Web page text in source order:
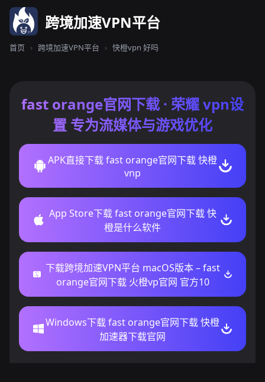
跨境加速VPN平台
首页 › 跨境加速VPN平台 › 快橙vpn 好吗
fast orange官网下载 · 荣耀 vpn设
置 专为流媒体与游戏优化
APK直接下载 fast orange官网下载 快橙
vnp
App Store下载 fast orange官网下载 快
橙是什么软件
下载跨境加速VPN平台 macOS版本 – fast
orange官网下载 火橙vp官网 官方10
Windows下载 fast orange官网下载 快橙
加速器下载官网